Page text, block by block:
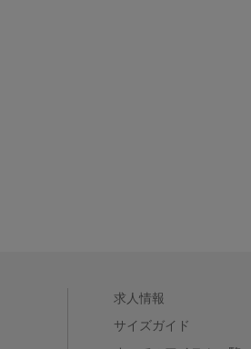
求人情報
サイズガイド